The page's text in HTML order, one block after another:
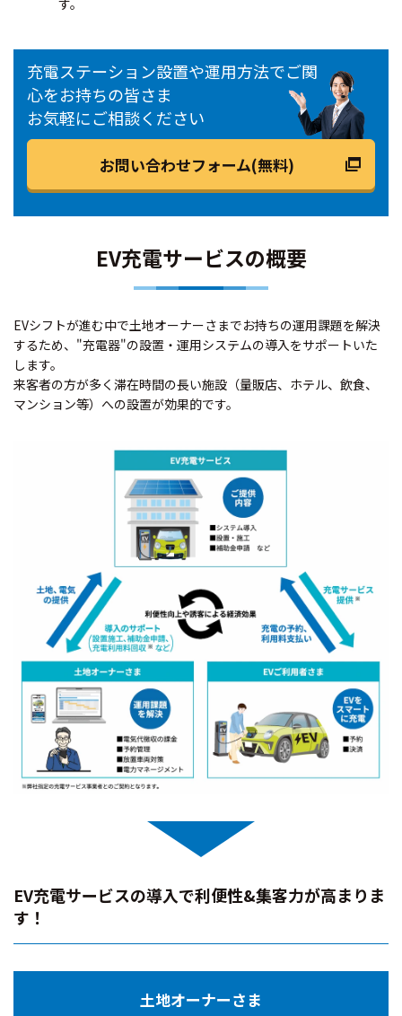
充電ステーション設置や運用方法でご関
心をお持ちの皆さま
お気軽にご相談ください
お問い合わせフォーム(無料)
EV充電サービスの概要
EVシフトが進む中で土地オーナーさまでお持ちの運用課題を解決
するため、"充電器"の設置・運用システムの導入をサポートいた
します。
来客者の方が多く滞在時間の長い施設（量販店、ホテル、飲食、
マンション等）への設置が効果的です。
EV充電サービスの導入で利便性&集客力が高まりま
す！
土地オーナーさま